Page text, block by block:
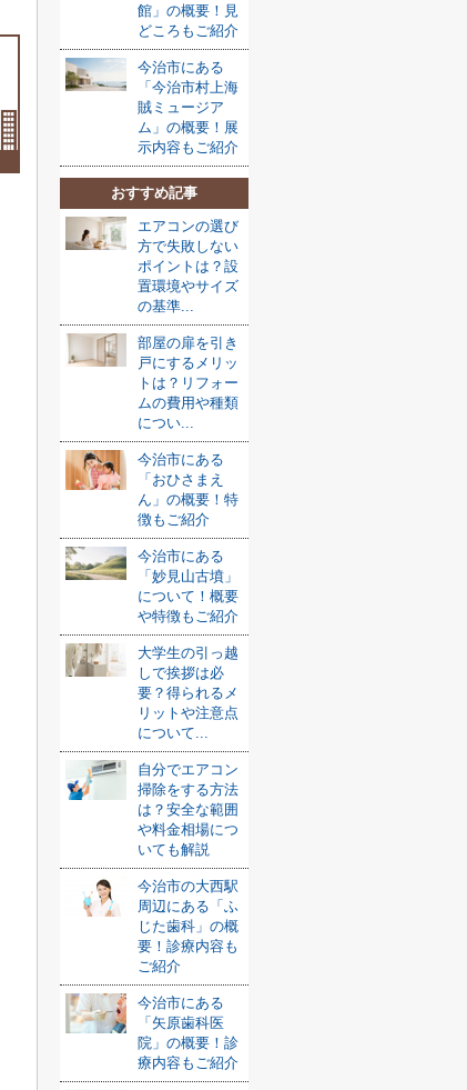
館」の概要！見
どころもご紹介
今治市にある
「今治市村上海
賊ミュージア
ム」の概要！展
示内容もご紹介
おすすめ記事
エアコンの選び
方で失敗しない
ポイントは？設
置環境やサイズ
の基準...
部屋の扉を引き
戸にするメリッ
トは？リフォー
ムの費用や種類
につい...
今治市にある
「おひさまえ
ん」の概要！特
徴もご紹介
今治市にある
「妙見山古墳」
について！概要
や特徴もご紹介
大学生の引っ越
しで挨拶は必
要？得られるメ
リットや注意点
について...
自分でエアコン
掃除をする方法
は？安全な範囲
や料金相場につ
いても解説
今治市の大西駅
周辺にある「ふ
じた歯科」の概
要！診療内容も
ご紹介
今治市にある
「矢原歯科医
院」の概要！診
療内容もご紹介